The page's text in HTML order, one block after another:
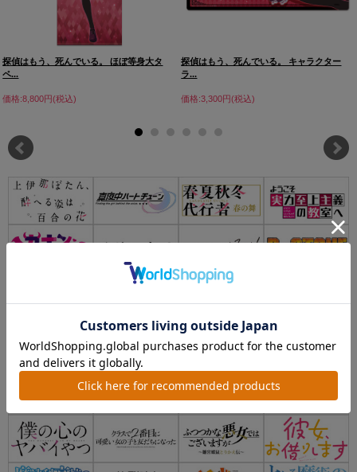
探偵はもう、死んでいる。 ほぼ等身大タ
ペ...
価格:8,800円(税込)
探偵はもう、死んでいる。 キャラクター
ラ...
価格:3,300円(税込)